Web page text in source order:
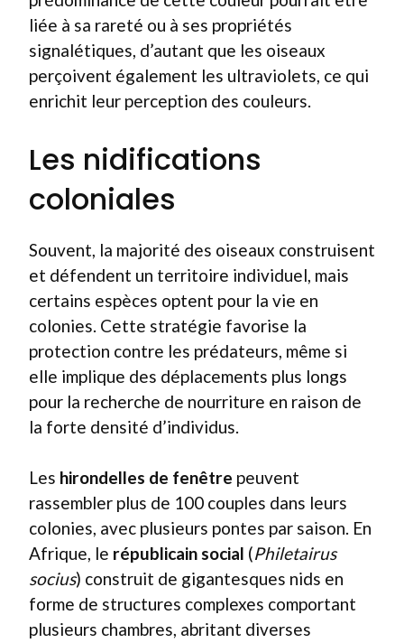
liée à sa rareté ou à ses propriétés
signalétiques, d’autant que les oiseaux
perçoivent également les ultraviolets, ce qui
enrichit leur perception des couleurs.
Les nidifications
coloniales
Souvent, la majorité des oiseaux construisent
et défendent un territoire individuel, mais
certains espèces optent pour la vie en
colonies. Cette stratégie favorise la
protection contre les prédateurs, même si
elle implique des déplacements plus longs
pour la recherche de nourriture en raison de
la forte densité d’individus.
Les hirondelles de fenêtre peuvent
rassembler plus de 100 couples dans leurs
colonies, avec plusieurs pontes par saison. En
Afrique, le républicain social (Philetairus
socius) construit de gigantesques nids en
forme de structures complexes comportant
plusieurs chambres, abritant diverses